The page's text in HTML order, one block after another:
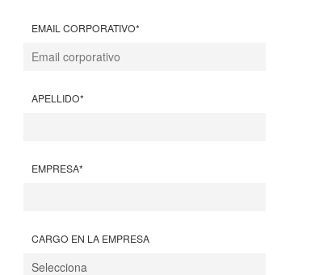
EMAIL CORPORATIVO*
APELLIDO*
EMPRESA*
CARGO EN LA EMPRESA